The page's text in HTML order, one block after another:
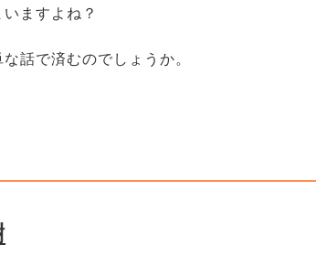
ますよね？
話で済むのでしょうか。